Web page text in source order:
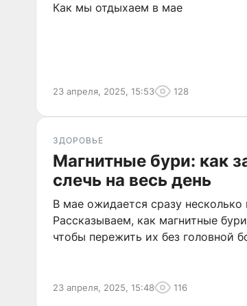
Как мы отдыхаем в мае
23 апреля, 2025, 15:53 128
ЗДОРОВЬЕ
Магнитные бури: как
слечь на весь день
В мае ожидается сразу
Рассказываем, как магнитные
чтобы пережить их без головной
23 апреля, 2025, 15:48 116